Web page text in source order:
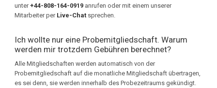
unter+44-808-164-0919 anrufen oder mit einem unserer
Mitarbeiter per Live-Chat sprechen.
Ich wollte nur eine Probemitgliedschaft. Warum
werden mir trotzdem Gebühren berechnet?
Alle Mitgliedschaften werden automatisch von der
Probemitgliedschaft auf die monatliche Mitgliedschaft übertragen,
es sei denn, sie werden innerhalb des Probezeitraums gekündigt.